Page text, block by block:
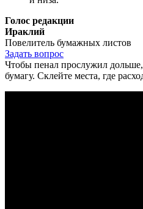
Голос редакции
Ираклий
Повелитель бумажных листов
Задать вопрос
Чтобы пенал прослужил
бумагу. Склейте места, где